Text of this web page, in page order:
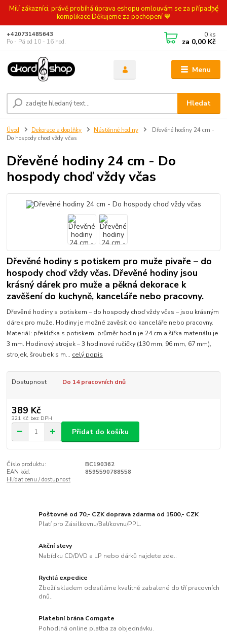
Milí zákazníci, právě probíhá úprava eshopu omlouvám se za případné
komplikace Děkujeme za pochopení 💙
Menu
Hledat
+420731485643
Po - Pá od 10 - 16 hod.
0 ks
za 0,00 Kč
Úvod Dekorace a doplňky Nástěnné hodiny
Dřevěné hodiny 24 cm -
Do hospody choď vždy včas
Dřevěné hodiny 24 cm - Do
hospody choď vždy včas
Dřevěné hodiny s potiskem pro muže pivaře – do
hospody choď vždy včas. Dřevěné hodiny jsou
krásný dárek pro muže a pěkná dekorace k
zavěšení do kuchyně, kanceláře nebo pracovny.
Dřevěné hodiny s potiskem – do hospody choď vždy včas – jsou krásným
dárek pro muže. Hodiny je možné zavěsit do kanceláře nebo pracovny.
Materiál: překližka s potiskem, průměr hodin je 24 cm a šířka materiálu je
3 mm. Hodinový strojek – 3 hodinové ručičky (130 mm, 96 mm, 67 mm),
strojek, šroubek s m... celý popis
Dostupnost Do 14 pracovních dnů
389 Kč
321 Kč bez DPH
Přidat do košíku
Číslo produktu:
BC190362
EAN kód:
8595590788558
Hlídat cenu / dostupnost
Poštovné od 70,- CZK doprava zdarma od 1500,- CZK
Platí pro Zásilkovnu/Balíkovnu/PPL.
Akční slevy
Nabídku CD/DVD a LP nebo dárků najdete zde..
Rychlá expedice
Zboží skladem odesíláme kvalitně zabalené do tří pracovních
dnů..
Platební brána Comgate
Pohodlná online platba za objednávku.